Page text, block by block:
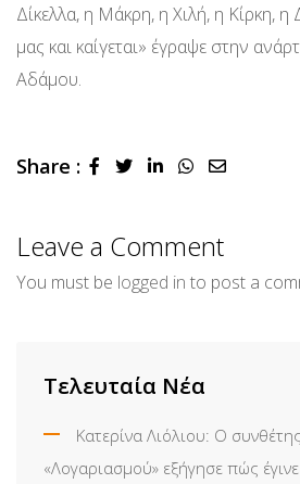
Δίκελλα, η Μάκρη, η Χιλή, η Κίρκη, η
μας και καίγεται» έγραψε στην
Αδάμου.
Share : LinkedInWhatsapp
Share
Leave a Comment
You must be logged in to post a
Τελευταία Νέα
Κατερίνα Λιόλιου: Ο
«Λογαριασμού» εξήγησε πώς